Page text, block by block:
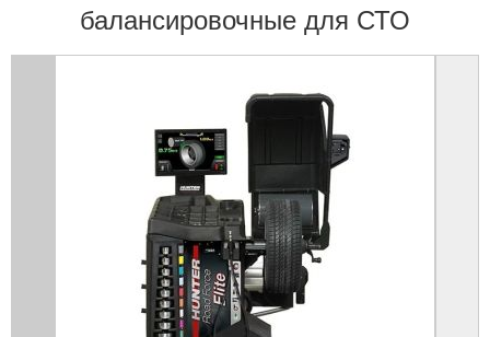
балансировочные для СТО